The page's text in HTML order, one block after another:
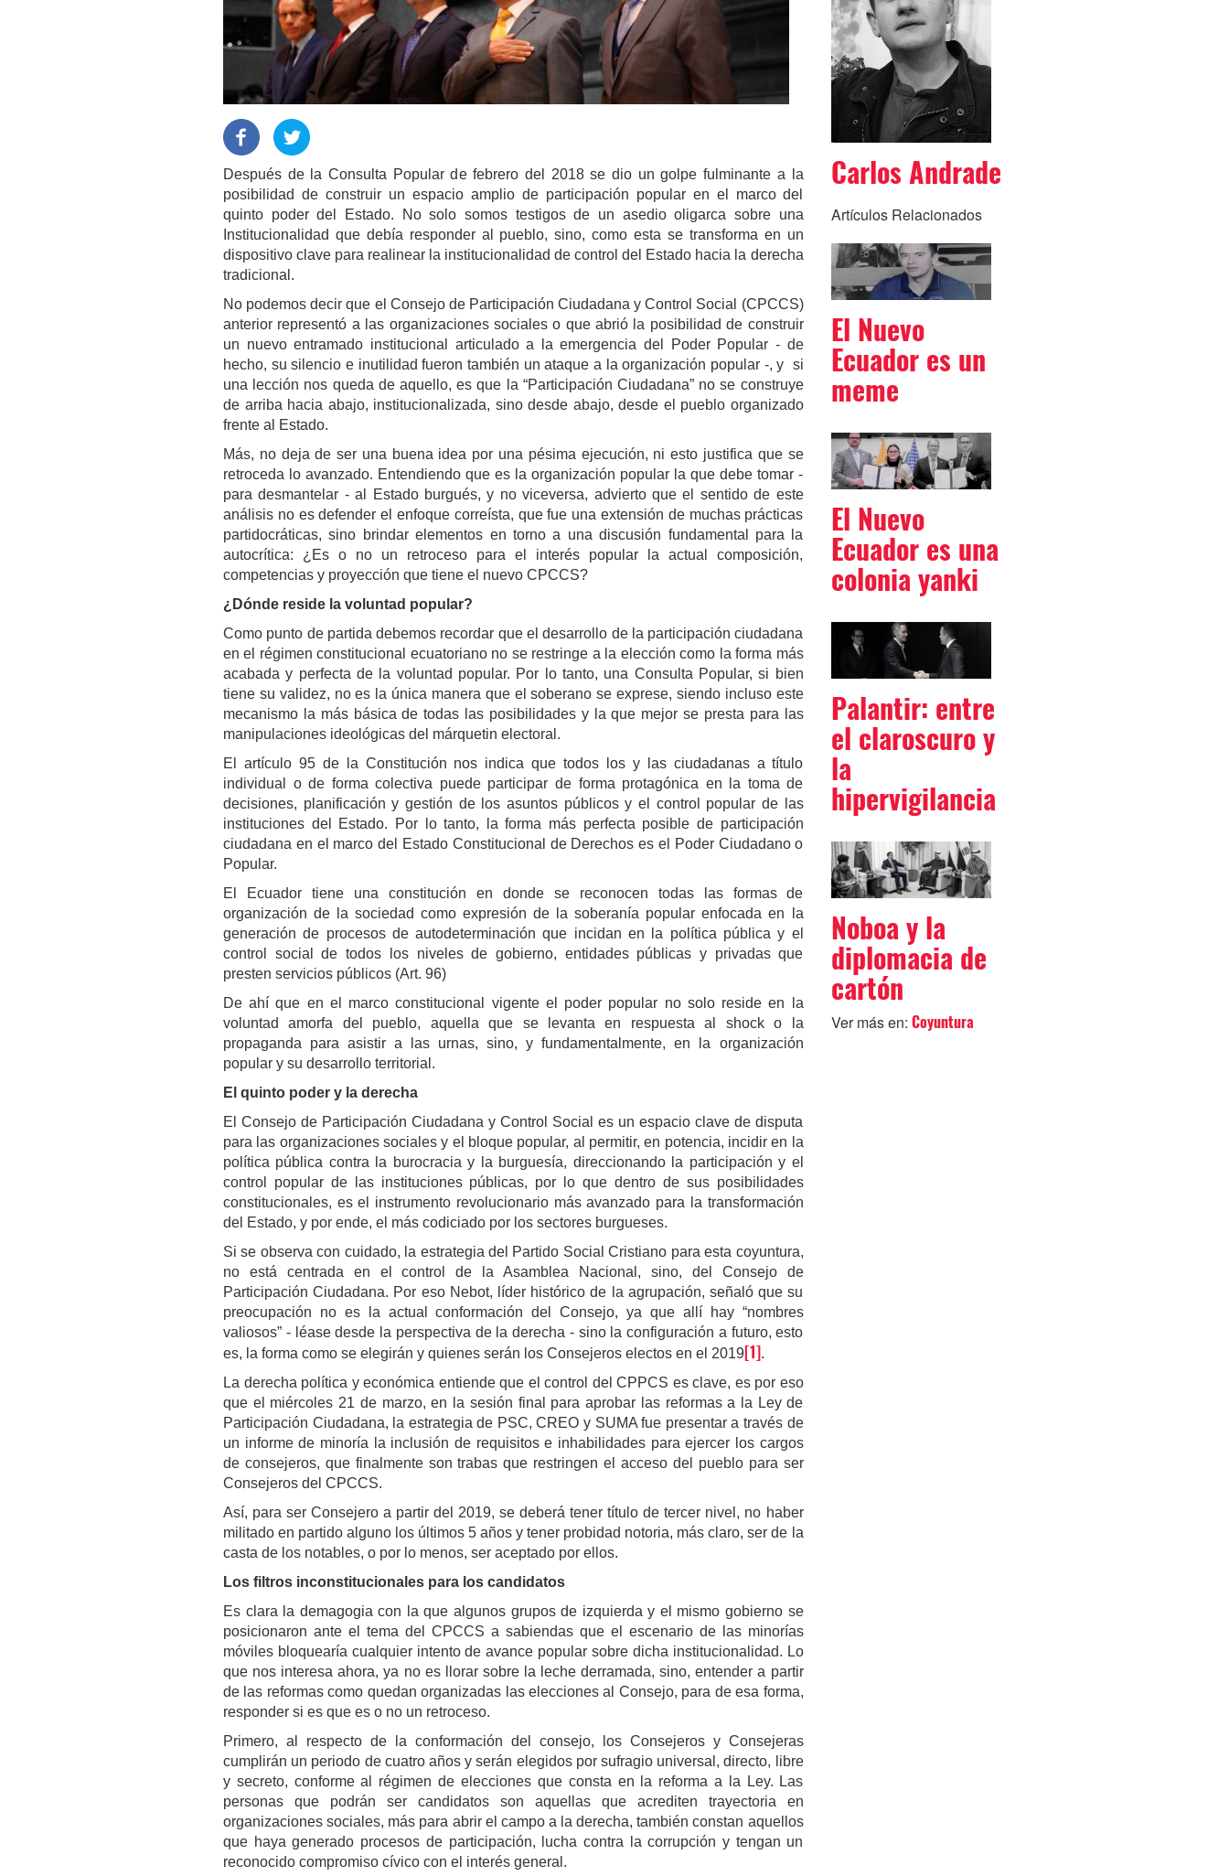
Después de la Consulta Popular de febrero del 2018 se dio un golpe fulminante a la
posibilidad de construir un espacio amplio de participación popular en el marco del
quinto poder del Estado. No solo somos testigos de un asedio oligarca sobre una
Institucionalidad que debía responder al pueblo, sino, como esta se transforma en un
dispositivo clave para realinear la institucionalidad de control del Estado hacia la derecha
tradicional.
No podemos decir que el Consejo de Participación Ciudadana y Control Social (CPCCS)
anterior representó a las organizaciones sociales o que abrió la posibilidad de construir
un nuevo entramado institucional articulado a la emergencia del Poder Popular - de
hecho, su silencio e inutilidad fueron también un ataque a la organización popular -, y si
una lección nos queda de aquello, es que la “Participación Ciudadana” no se construye
de arriba hacia abajo, institucionalizada, sino desde abajo, desde el pueblo organizado
frente al Estado.
Más, no deja de ser una buena idea por una pésima ejecución, ni esto justifica que se
retroceda lo avanzado. Entendiendo que es la organización popular la que debe tomar -
para desmantelar - al Estado burgués, y no viceversa, advierto que el sentido de este
análisis no es defender el enfoque correísta, que fue una extensión de muchas prácticas
partidocráticas, sino brindar elementos en torno a una discusión fundamental para la
autocrítica: ¿Es o no un retroceso para el interés popular la actual composición,
competencias y proyección que tiene el nuevo CPCCS?
¿Dónde reside la voluntad popular?
Como punto de partida debemos recordar que el desarrollo de la participación ciudadana
en el régimen constitucional ecuatoriano no se restringe a la elección como la forma más
acabada y perfecta de la voluntad popular. Por lo tanto, una Consulta Popular, si bien
tiene su validez, no es la única manera que el soberano se exprese, siendo incluso este
mecanismo la más básica de todas las posibilidades y la que mejor se presta para las
manipulaciones ideológicas del márquetin electoral.
El artículo 95 de la Constitución nos indica que todos los y las ciudadanas a título
individual o de forma colectiva puede participar de forma protagónica en la toma de
decisiones, planificación y gestión de los asuntos públicos y el control popular de las
instituciones del Estado. Por lo tanto, la forma más perfecta posible de participación
ciudadana en el marco del Estado Constitucional de Derechos es el Poder Ciudadano o
Popular.
El Ecuador tiene una constitución en donde se reconocen todas las formas de
organización de la sociedad como expresión de la soberanía popular enfocada en la
generación de procesos de autodeterminación que incidan en la política pública y el
control social de todos los niveles de gobierno, entidades públicas y privadas que
presten servicios públicos (Art. 96)
De ahí que en el marco constitucional vigente el poder popular no solo reside en la
voluntad amorfa del pueblo, aquella que se levanta en respuesta al shock o la
propaganda para asistir a las urnas, sino, y fundamentalmente, en la organización
popular y su desarrollo territorial.
El quinto poder y la derecha
El Consejo de Participación Ciudadana y Control Social es un espacio clave de disputa
para las organizaciones sociales y el bloque popular, al permitir, en potencia, incidir en la
política pública contra la burocracia y la burguesía, direccionando la participación y el
control popular de las instituciones públicas, por lo que dentro de sus posibilidades
constitucionales, es el instrumento revolucionario más avanzado para la transformación
del Estado, y por ende, el más codiciado por los sectores burgueses.
Si se observa con cuidado, la estrategia del Partido Social Cristiano para esta coyuntura,
no está centrada en el control de la Asamblea Nacional, sino, del Consejo de
Participación Ciudadana. Por eso Nebot, líder histórico de la agrupación, señaló que su
preocupación no es la actual conformación del Consejo, ya que allí hay “nombres
valiosos” - léase desde la perspectiva de la derecha - sino la configuración a futuro, esto
es, la forma como se elegirán y quienes serán los Consejeros electos en el 2019[1].
La derecha política y económica entiende que el control del CPPCS es clave, es por eso
que el miércoles 21 de marzo, en la sesión final para aprobar las reformas a la Ley de
Participación Ciudadana, la estrategia de PSC, CREO y SUMA fue presentar a través de
un informe de minoría la inclusión de requisitos e inhabilidades para ejercer los cargos
de consejeros, que finalmente son trabas que restringen el acceso del pueblo para ser
Consejeros del CPCCS.
Así, para ser Consejero a partir del 2019, se deberá tener título de tercer nivel, no haber
militado en partido alguno los últimos 5 años y tener probidad notoria, más claro, ser de la
casta de los notables, o por lo menos, ser aceptado por ellos.
Los filtros inconstitucionales para los candidatos
Es clara la demagogia con la que algunos grupos de izquierda y el mismo gobierno se
posicionaron ante el tema del CPCCS a sabiendas que el escenario de las minorías
móviles bloquearía cualquier intento de avance popular sobre dicha institucionalidad. Lo
que nos interesa ahora, ya no es llorar sobre la leche derramada, sino, entender a partir
de las reformas como quedan organizadas las elecciones al Consejo, para de esa forma,
responder si es que es o no un retroceso.
Primero, al respecto de la conformación del consejo, los Consejeros y Consejeras
cumplirán un periodo de cuatro años y serán elegidos por sufragio universal, directo, libre
y secreto, conforme al régimen de elecciones que consta en la reforma a la Ley. Las
personas que podrán ser candidatos son aquellas que acrediten trayectoria en
organizaciones sociales, más para abrir el campo a la derecha, también constan aquellos
que haya generado procesos de participación, lucha contra la corrupción y tengan un
reconocido compromiso cívico con el interés general.
Carlos Andrade
Artículos Relacionados
El Nuevo
Ecuador es un
meme
El Nuevo
Ecuador es una
colonia yanki
Palantir: entre
el claroscuro y
la
hipervigilancia
Noboa y la
diplomacia de
cartón
Ver más en: Coyuntura